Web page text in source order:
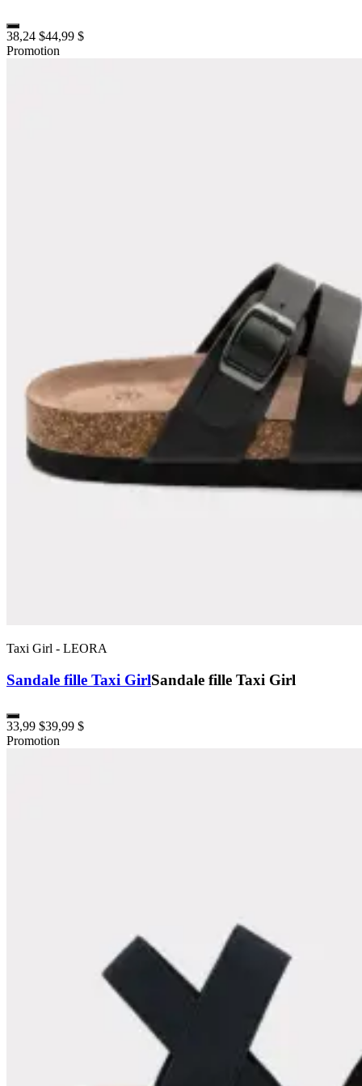
38,24 $44,99 $
Promotion
Taxi Girl - LEORA
Sandale fille Taxi GirlSandale fille Taxi Girl
33,99 $39,99 $
Promotion